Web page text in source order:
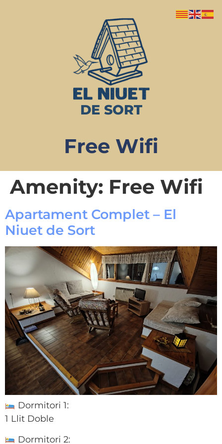
DE SORT
Free Wifi
Amenity: Free Wifi
Apartament Complet – El
Niuet de Sort
Dormitori 1:
1 Llit Doble
Dormitori 2: